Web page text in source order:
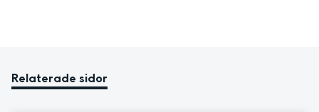
Relaterade sidor